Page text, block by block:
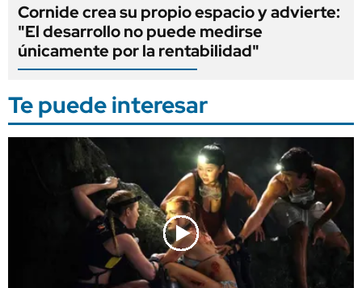
Cornide crea su propio espacio y advierte:
"El desarrollo no puede medirse
únicamente por la rentabilidad"
Te puede interesar